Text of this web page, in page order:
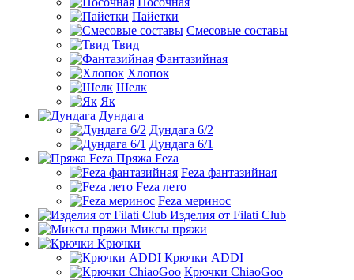
Пайетки
Смесовые составы
Твид
Фантазийная
Хлопок
Шелк
Як
Дундага
Дундага 6/2
Дундага 6/1
Пряжа Feza
Feza фантазийная
Feza лето
Feza меринос
Изделия от Filati Club
Миксы пряжи
Крючки
Крючки ADDI
Крючки ChiaoGoo